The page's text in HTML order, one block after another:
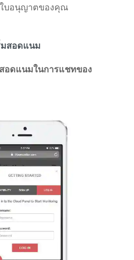
บอนุญาตของคุณ
มสอดแนม
สอดแนมในการแชทของ